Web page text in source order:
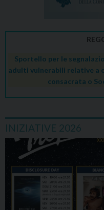
Sportello per le
adulti vulnerabili relative a
consacrata o
INIZIATIVE 2026